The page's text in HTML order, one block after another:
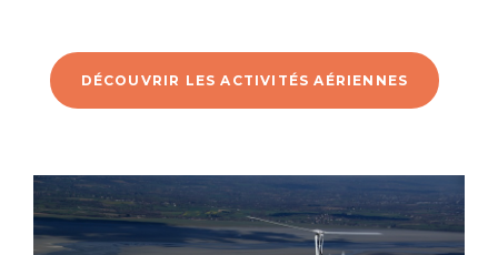
DÉCOUVRIR LES ACTIVITÉS AÉRIENNES